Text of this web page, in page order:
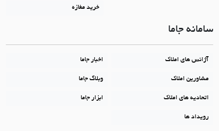
خرید مغازه
سامانه جاما
آژانس های املاک اخبار جاما
مشاورین املاک وبلاگ جاما
اتحادیه های املاک ابزار جاما
رویداد ها